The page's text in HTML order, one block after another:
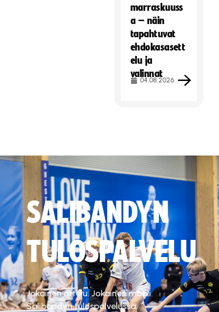
marraskuuss
a – näin
tapahtuvat
ehdokasasett
elu ja
valinnat
04.08.2026
SALIBANDYN
TULOSPALVELU
Jokainen ottelu. Jokainen maali.
Salibandyn tulospalvelussa.